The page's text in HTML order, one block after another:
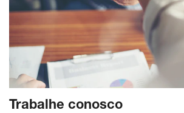
Trabalhe conosco